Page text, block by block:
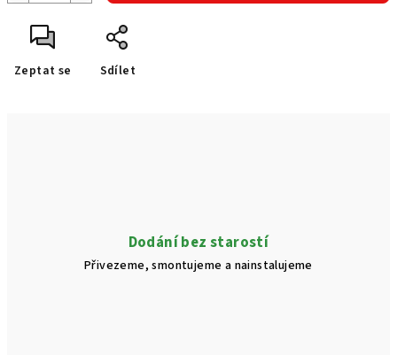
Zeptat se Sdílet
Dodání bez starostí
Přivezeme, smontujeme a nainstalujeme